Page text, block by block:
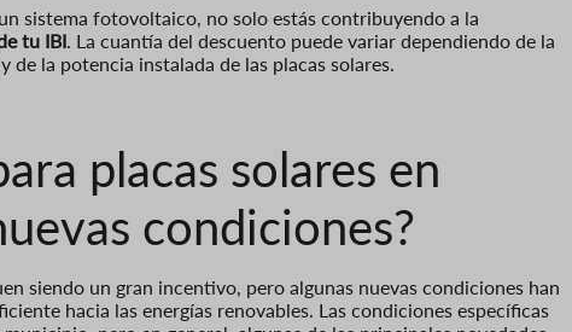
sistema fotovoltaico, no solo estás contribuyendo a la
tu IBI. La cuantía del descuento puede variar dependiendo de la
la potencia instalada de las placas solares.
placas solares en
condiciones?
siendo un gran incentivo, pero algunas nuevas condiciones han
hacia las energías renovables. Las condiciones específicas